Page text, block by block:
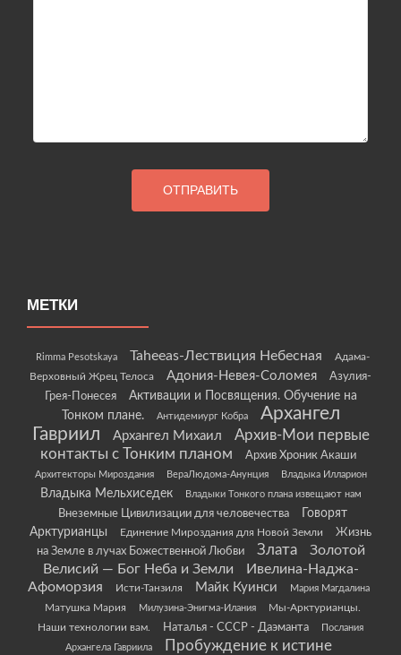
МЕТКИ
Rimma Pesotskaya Taheeas-Лествиция Небесная
Адама-
Верховный Жрец Телоса
Адония-Невея-Соломея
Азулия-
Грея-Понесея
Активации и Посвящения. Обучение на
Тонком плане.
Антидемиург Кобра
Архангел
Гавриил
Архангел Михаил
Архив-Мои первые
контакты с Тонким планом
Архив Хроник Акаши
Архитекторы Мироздания ВераЛюдома-Анунция Владыка Илларион
Владыка Мельхиседек Владыки Тонкого плана извещают нам
Внеземные Цивилизации для человечества
Говорят
Арктурианцы
Единение Мироздания для Новой Земли
Жизнь
на Земле в лучах Божественной Любви
Злата
Золотой
Велисий — Бог Неба и Земли
Ивелина-Наджа-
Афоморзия
Исти-Танзиля Майк Куинси Мария Магдалина
Матушка Мария Милузина-Энигма-Илания
Мы-Арктурианцы.
Наши технологии вам.
Наталья - СССР - Даэманта
Послания
Архангела Гавриила
Пробуждение к истине